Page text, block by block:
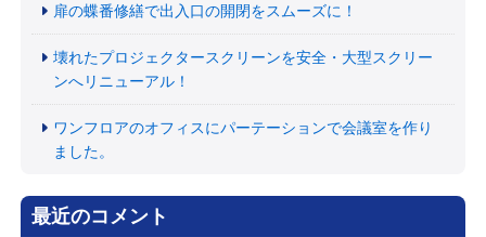
扉の蝶番修繕で出入口の開閉をスムーズに！
壊れたプロジェクタースクリーンを安全・大型スクリー
ンへリニューアル！
ワンフロアのオフィスにパーテーションで会議室を作り
ました。
最近のコメント